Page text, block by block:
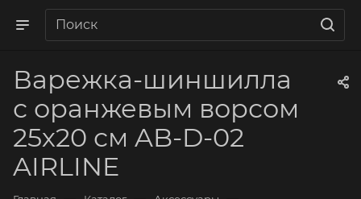
Варежка-шиншилла
с оранжевым ворсом
25х20 см AB-D-02
AIRLINE